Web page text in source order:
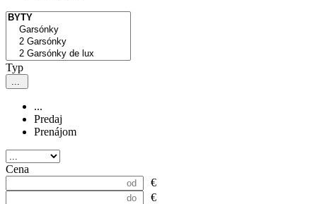
Typ
...
Predaj
Prenájom
Cena
€
€